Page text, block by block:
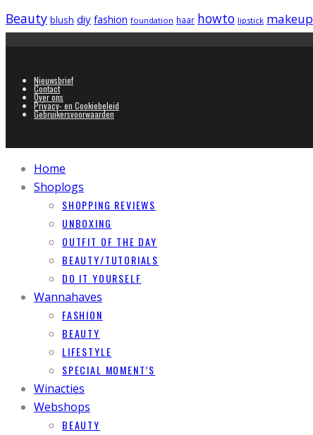
Beauty blush diy fashion foundation haar howto lipstick makeup
Nieuwsbrief
Contact
Over ons
Privacy- en Cookiebeleid
Gebruikersvoorwaarden
Home
Shoplogs
SHOPPING REVIEWS
UNBOXING
OUTFIT OF THE DAY
BEAUTY/TUTORIALS
DO IT YOURSELF
Wannahaves
FASHION
BEAUTY
LIFESTYLE
SPECIAL MOMENT’S
Winacties
Webshops
BEAUTY